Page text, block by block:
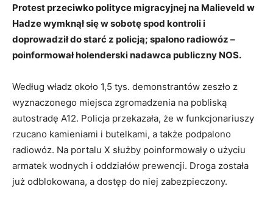
Protest przeciwko polityce migracyjnej na Malieveld w
Hadze wymknął się w sobotę spod kontroli i
doprowadził do starć z policją; spalono radiowóz –
poinformował holenderski nadawca publiczny NOS.
Według władz około 1,5 tys. demonstrantów zeszło z
wyznaczonego miejsca zgromadzenia na pobliską
autostradę A12. Policja przekazała, że w funkcjonariuszy
rzucano kamieniami i butelkami, a także podpalono
radiowóz. Na portalu X służby poinformowały o użyciu
armatek wodnych i oddziałów prewencji. Droga została
już odblokowana, a dostęp do niej zabezpieczony.